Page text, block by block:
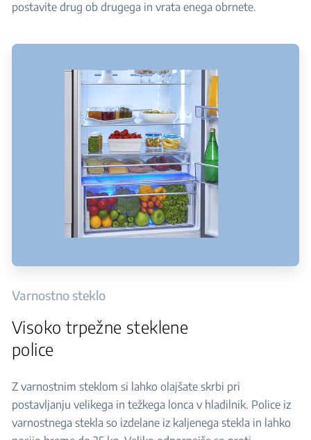
postavite drug ob drugega in vrata enega obrnete.
Varnostno steklo
Visoko trpežne steklene
police
Z varnostnim steklom si lahko olajšate skrbi pri
postavljanju velikega in težkega lonca v hladilnik. Police iz
varnostnega stekla so izdelane iz kaljenega stekla in lahko